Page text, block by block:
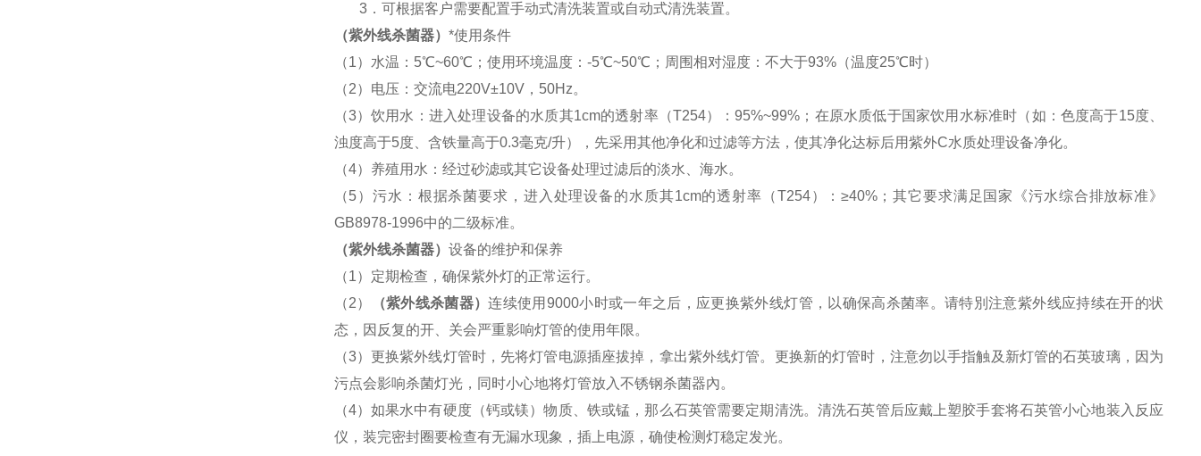
3．可根据客户需要配置手动式清洗装置或自动式清洗装置。
（紫外线杀菌器） *使用条件
（1）水温： 5℃~60℃ ；使用环境温度： -5℃~50℃ ；周围相对湿度：不大于93%（温度25℃时）
（2）电压：交流电220V±10V， 50Hz。
（3）饮用水：进入处理设备的水质其1cm的透射率（T254）：95%~99% ；在原水质低于国家饮用水标准时（如：色度高于15度、
浊度高于5度、含铁量高于0.3毫克/升），先采用其他净化和过滤等方法，使其净化达标后用紫外C水质处理设备净化。
（4）养殖用水：经过砂滤或其它设备处理过滤后的淡水、海水。
（5）污水：根据杀菌要求，进入处理设备的水质其1cm的透射率（T254）：≥40% ；其它要求满足国家《污水综合排放标准》
GB8978-1996中的二级标准。
（紫外线杀菌器） 设备的维护和保养
（1）定期检查，确保紫外灯的正常运行。
（2） （紫外线杀菌器）连续使用 9000小时或一年之后，应更换紫外线灯管，以确保高杀菌率。请特別注意紫外线应持续在开的状
态，因反复的开、关会严重影响灯管的使用年限。
（3）更换紫外线灯管时，先将灯管电源插座拔掉，拿出紫外线灯管。更换新的灯管时，注意勿以手指触及新灯管的石英玻璃，因为
污点会影响杀菌灯光，同时小心地将灯管放入不锈钢杀菌器內。
（4）如果水中有硬度（钙或镁）物质、铁或锰，那么石英管需要定期清洗。清洗石英管后应戴上塑胶手套将石英管小心地装入反应
仪，装完密封圈要检查有无漏水现象，插上电源，确使检测灯稳定发光。